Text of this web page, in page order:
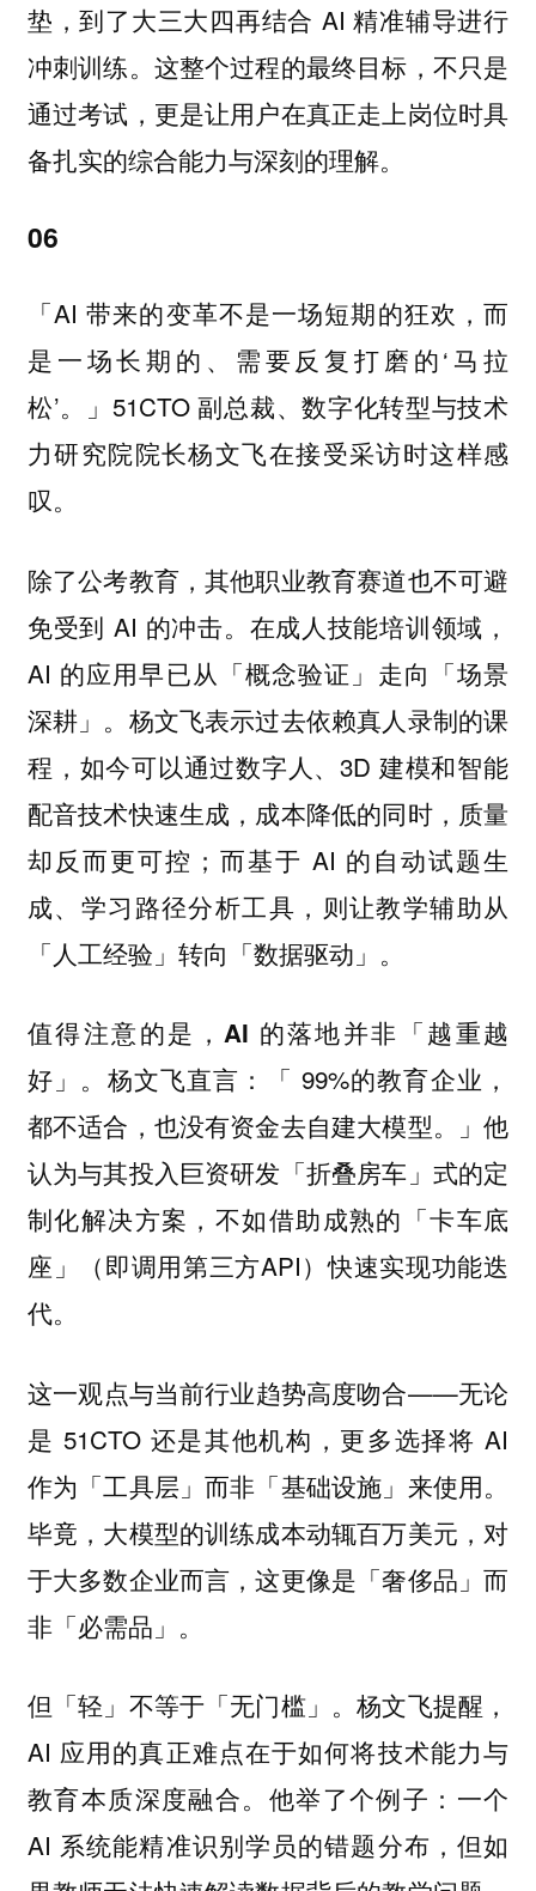
垫，到了大三大四再结合 AI 精准辅导进行
冲刺训练。这整个过程的最终目标，不只是
通过考试，更是让用户在真正走上岗位时具
备扎实的综合能力与深刻的理解。
06
「AI 带来的变革不是一场短期的狂欢，而
是一场长期的、需要反复打磨的‘马拉
松’。」51CTO 副总裁、数字化转型与技术
力研究院院长杨文飞在接受采访时这样感
叹。
除了公考教育，其他职业教育赛道也不可避
免受到 AI 的冲击。在成人技能培训领域，
AI 的应用早已从「概念验证」走向「场景
深耕」。杨文飞表示过去依赖真人录制的课
程，如今可以通过数字人、3D 建模和智能
配音技术快速生成，成本降低的同时，质量
却反而更可控；而基于 AI 的自动试题生
成、学习路径分析工具，则让教学辅助从
「人工经验」转向「数据驱动」。
值得注意的是，AI 的落地并非「越重越
好」。 杨文飞直言：「 99%的教育企业，
都不适合，也没有资金去自建大模型。」他
认为与其投入巨资研发「折叠房车」式的定
制化解决方案，不如借助成熟的「卡车底
座」（即调用第三方API）快速实现功能迭
代。
这一观点与当前行业趋势高度吻合——无论
是 51CTO 还是其他机构，更多选择将 AI
作为「工具层」而非「基础设施」来使用。
毕竟，大模型的训练成本动辄百万美元，对
于大多数企业而言，这更像是「奢侈品」而
非「必需品」。
但「轻」不等于「无门槛」。杨文飞提醒，
AI 应用的真正难点在于如何将技术能力与
教育本质深度融合。他举了个例子：一个
AI 系统能精准识别学员的错题分布，但如